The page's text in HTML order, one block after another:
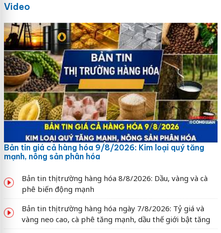
Video
Bản tin giá cả hàng hóa 9/8/2026: Kim loại quý tăng
mạnh, nông sản phân hóa
Bản tin thị trường hàng hóa 8/8/2026: Dầu, vàng và cà
phê biến động mạnh
Bản tin thị trường hàng hóa ngày 7/8/2026: Tỷ giá và
vàng neo cao, cà phê tăng mạnh, dầu thế giới bật tăng